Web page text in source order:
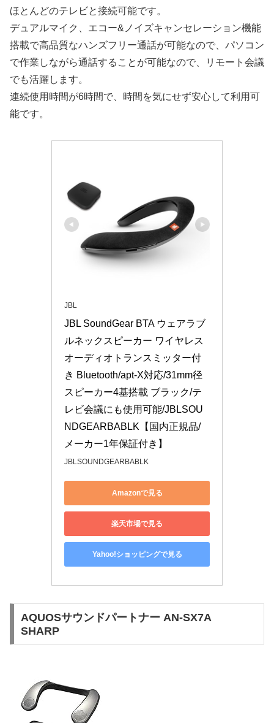
ほとんどのテレビと接続可能です。
デュアルマイク、エコー&ノイズキャンセレーション機能
搭載で高品質なハンズフリー通話が可能なので、パソコン
で作業しながら通話することが可能なので、リモート会議
でも活躍します。
連続使用時間が6時間で、時間を気にせず安心して利用可
能です。
JBL
JBL SoundGear BTA ウェアラブ
ルネックスピーカー ワイヤレス
オーディオトランスミッター付
き Bluetooth/apt-X対応/31mm径
スピーカー4基搭載 ブラック/テ
レビ会議にも使用可能/JBLSOU
NDGEARBABLK【国内正規品/
メーカー1年保証付き】
JBLSOUNDGEARBABLK
Amazonで見る
楽天市場で見る
Yahoo!ショッピングで見る
AQUOSサウンドパートナー AN-SX7A
SHARP